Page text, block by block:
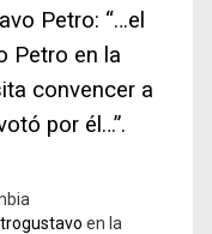
Petro: “…el
Petro en la
convencer a
por él…”.
en la